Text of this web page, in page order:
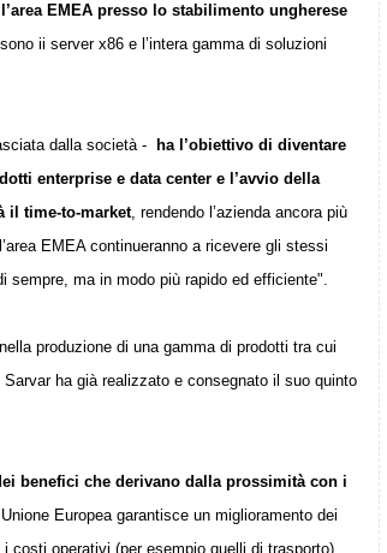
EMEA presso lo stabilimento ungherese
ii server x86 e l’intera gamma di soluzioni
dalla società -
ha l’obiettivo di diventare
enterprise e data center e l’avvio della
il time-to-market, rendendo l’azienda ancora più
EMEA continueranno a ricevere gli stessi
sempre, ma in modo più rapido ed efficiente".
produzione di una gamma di prodotti tra cui
ha già realizzato e consegnato il suo quinto
benefici che derivano dalla prossimità con i
Europea garantisce un miglioramento dei
costi operativi (per esempio quelli di trasporto),